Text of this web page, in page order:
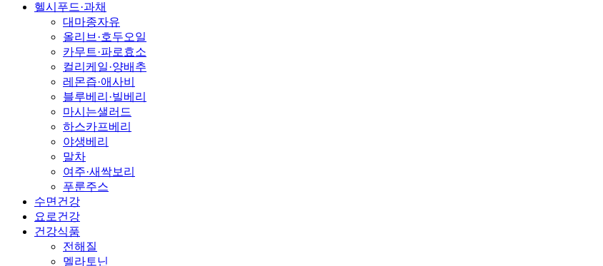
헬시푸드·과채
대마종자유
올리브·호두오일
카무트·파로효소
컬리케일·양배추
레몬즙·애사비
블루베리·빌베리
마시는샐러드
하스카프베리
야생베리
말차
여주·새싹보리
푸룬주스
수면건강
요로건강
건강식품
전해질
멜라토닌